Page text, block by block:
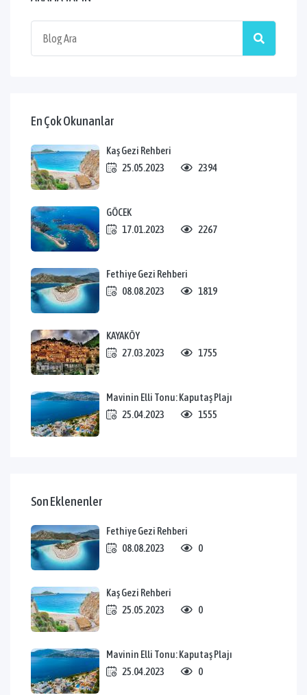
En Çok Okunanlar
Kaş Gezi Rehberi
25.05.2023
2394
GÖCEK
17.01.2023
2267
Fethiye Gezi Rehberi
08.08.2023
1819
KAYAKÖY
27.03.2023
1755
Mavinin Elli Tonu: Kaputaş Plajı
25.04.2023
1555
Son Eklenenler
Fethiye Gezi Rehberi
08.08.2023
0
Kaş Gezi Rehberi
25.05.2023
0
Mavinin Elli Tonu: Kaputaş Plajı
25.04.2023
0